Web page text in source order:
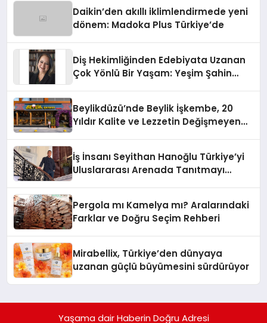
Daikin’den akıllı iklimlendirmede yeni
dönem: Madoka Plus Türkiye’de
Diş Hekimliğinden Edebiyata Uzanan
Çok Yönlü Bir Yaşam: Yeşim Şahin
Beylikdüzü’nde Beylik İşkembe, 20
Yıldır Kalite ve Lezzetin Değişmeyen
İş İnsanı Seyithan Hanoğlu Türkiye’yi
Uluslararası Arenada Tanıtmayı
Pergola mı Kamelya mı? Aralarındaki
Farklar ve Doğru Seçim Rehberi
Mirabellix, Türkiye’den dünyaya
uzanan güçlü büyümesini sürdürüyor
Yaşama dair Haberin Doğru Adresi